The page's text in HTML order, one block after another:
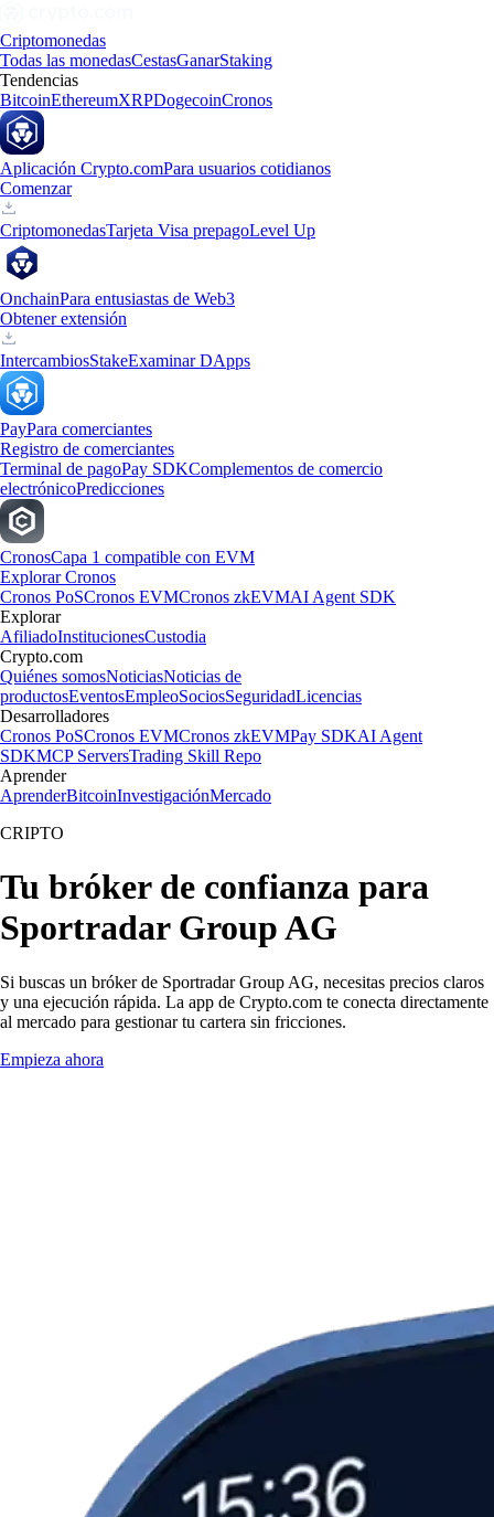
Criptomonedas
Todas las monedasCestasGanarStaking
Tendencias
BitcoinEthereumXRPDogecoinCronos
Aplicación Crypto.comPara usuarios cotidianos
Comenzar
CriptomonedasTarjeta Visa prepagoLevel Up
OnchainPara entusiastas de Web3
Obtener extensión
IntercambiosStakeExaminar DApps
PayPara comerciantes
Registro de comerciantes
Terminal de pagoPay SDKComplementos de comercio
electrónicoPredicciones
CronosCapa 1 compatible con EVM
Explorar Cronos
Cronos PoSCronos EVMCronos zkEVMAI Agent SDK
Explorar
AfiliadoInstitucionesCustodia
Crypto.com
Quiénes somosNoticiasNoticias de
productosEventosEmpleoSociosSeguridadLicencias
Desarrolladores
Cronos PoSCronos EVMCronos zkEVMPay SDKAI Agent
SDKMCP ServersTrading Skill Repo
Aprender
AprenderBitcoinInvestigaciónMercado
CRIPTO
Tu bróker de confianza para
Sportradar Group AG
Si buscas un bróker de Sportradar Group AG, necesitas precios claros
y una ejecución rápida. La app de Crypto.com te conecta directamente
al mercado para gestionar tu cartera sin fricciones.
Empieza ahora